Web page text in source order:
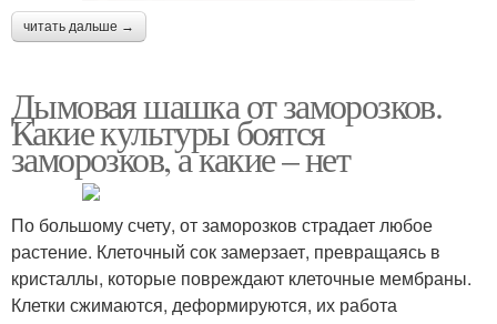
читать дальше →
Дымовая шашка от заморозков.
Какие культуры боятся
заморозков, а какие – нет
По большому счету, от заморозков страдает любое
растение. Клеточный сок замерзает, превращаясь в
кристаллы, которые повреждают клеточные мембраны.
Клетки сжимаются, деформируются, их работа